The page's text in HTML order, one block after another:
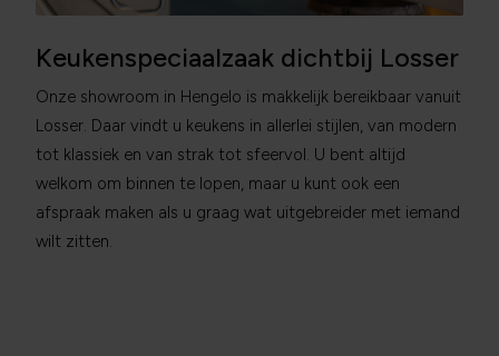
Keukenspeciaalzaak dichtbij Losser
Onze showroom in Hengelo is makkelijk bereikbaar vanuit
Losser. Daar vindt u keukens in allerlei stijlen, van modern
tot klassiek en van strak tot sfeervol. U bent altijd
welkom om binnen te lopen, maar u kunt ook een
afspraak maken als u graag wat uitgebreider met iemand
wilt zitten.